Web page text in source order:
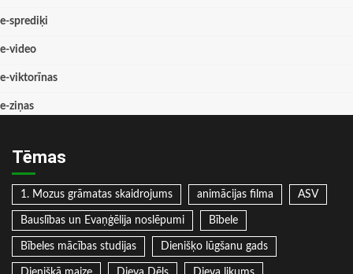
e-sprediķi
e-video
e-viktorīnas
e-ziņas
Tēmas
1. Mozus grāmatas skaidrojums animācijas filma ASV
Bauslības un Evaņģēlija noslēpumi Bībele
Bībeles mācības studijas Dienišķo lūgšanu gads